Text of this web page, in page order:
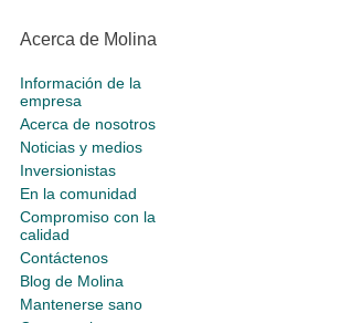
Acerca de Molina
Información de la
empresa
Acerca de nosotros
Noticias y medios
Inversionistas
En la comunidad
Compromiso con la
calidad
Contáctenos
Blog de Molina
Mantenerse sano